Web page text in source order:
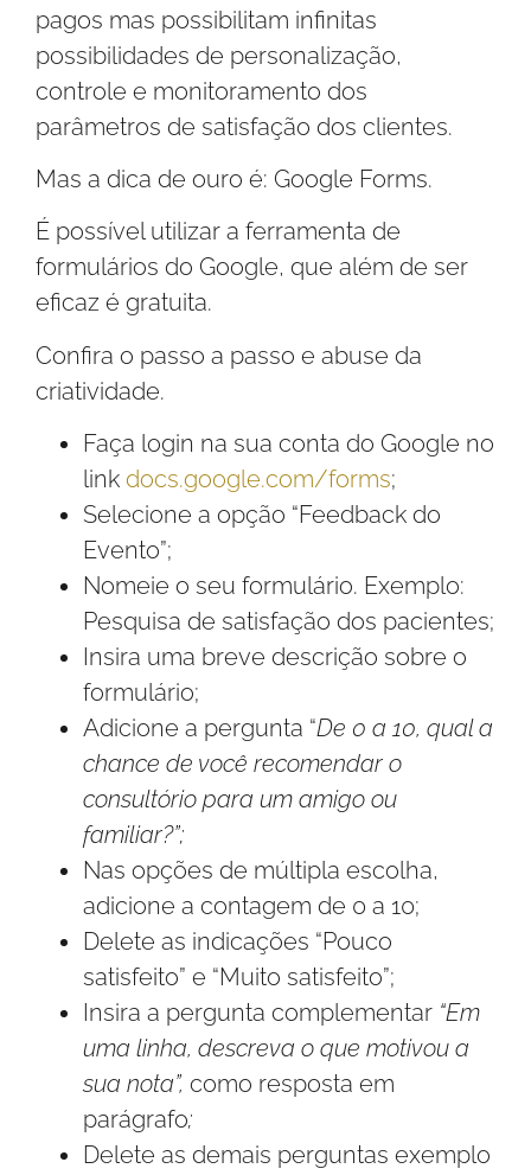
pagos mas possibilitam infinitas
possibilidades de personalização,
controle e monitoramento dos
parâmetros de satisfação dos clientes.
Mas a dica de ouro é: Google Forms.
É possível utilizar a ferramenta de
formulários do Google, que além de ser
eficaz é gratuita.
Confira o passo a passo e abuse da
criatividade.
Faça login na sua conta do Google no
link docs.google.com/forms;
Selecione a opção “Feedback do
Evento”;
Nomeie o seu formulário. Exemplo:
Pesquisa de satisfação dos pacientes;
Insira uma breve descrição sobre o
formulário;
Adicione a pergunta “De 0 a 10, qual a
chance de você recomendar o
consultório para um amigo ou
familiar?”;
Nas opções de múltipla escolha,
adicione a contagem de 0 a 10;
Delete as indicações “Pouco
satisfeito” e “Muito satisfeito”;
Insira a pergunta complementar “Em
uma linha, descreva o que motivou a
sua nota”, como resposta em
parágrafo;
Delete as demais perguntas exemplo